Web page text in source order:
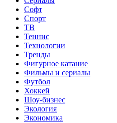
Софт
Спорт
ТВ
Теннис
Технологии
Тренды
Фигурное катание
Фильмы и сериалы
Футбол
Хоккей
Шоу-бизнес
Экология
Экономика